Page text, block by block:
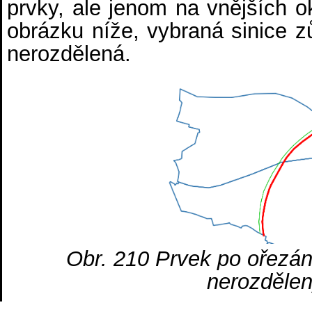
prvky, ale jenom na vnějších
obrázku níže, vybraná sinice
nerozdělená.
Obr. 210 Prvek po